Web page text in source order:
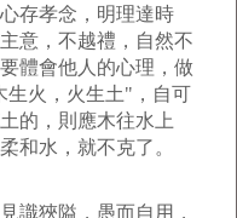
存孝念，明理達時
意，不越禮，自然不
體會他人的心理，做
生火，火生土"，自可
的，則應木往水上
和水，就不克了。
識狹隘，愚而自用，